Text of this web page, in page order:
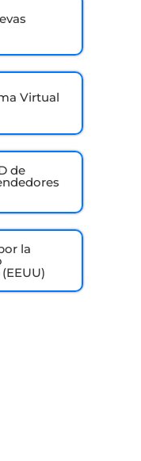
Virtual
de
la